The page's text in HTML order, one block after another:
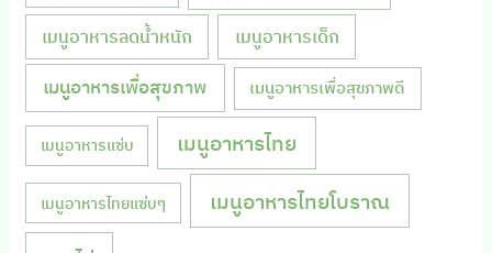
เมนูอาหารลดน้ำหนัก เมนูอาหารเด็ก
เมนูอาหารเพื่อสุขภาพ เมนูอาหารเพื่อสุขภาพดี
เมนูอาหารแซ่บ เมนูอาหารไทย
เมนูอาหารไทยแซ่บๆ เมนูอาหารไทยโบราณ